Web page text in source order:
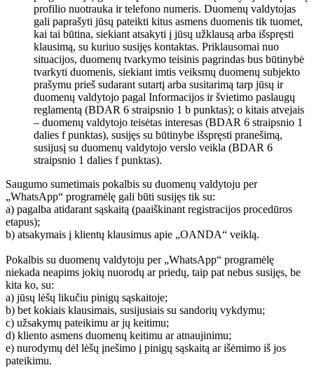
profilio nuotrauka ir telefono numeris. Duomenų valdytojas
gali paprašyti jūsų pateikti kitus asmens duomenis tik tuomet,
kai tai būtina, siekiant atsakyti į jūsų užklausą arba išspręsti
klausimą, su kuriuo susijęs kontaktas. Priklausomai nuo
situacijos, duomenų tvarkymo teisinis pagrindas bus būtinybė
tvarkyti duomenis, siekiant imtis veiksmų duomenų subjekto
prašymu prieš sudarant sutartį arba susitarimą tarp jūsų ir
duomenų valdytojo pagal Informacijos ir švietimo paslaugų
reglamentą (BDAR 6 straipsnio 1 b punktas); o kitais atvejais
– duomenų valdytojo teisėtas interesas (BDAR 6 straipsnio 1
dalies f punktas), susijęs su būtinybe išspręsti pranešimą,
susijusį su duomenų valdytojo verslo veikla (BDAR 6
straipsnio 1 dalies f punktas).
Saugumo sumetimais pokalbis su duomenų valdytoju per
„WhatsApp“ programėlę gali būti susijęs tik su:
a) pagalba atidarant sąskaitą (paaiškinant registracijos procedūros
etapus);
b) atsakymais į klientų klausimus apie „OANDA“ veiklą.
Pokalbis su duomenų valdytoju per „WhatsApp“ programėlę
niekada neapims jokių nuorodų ar priedų, taip pat nebus susijęs, be
kita ko, su:
a) jūsų lėšų likučiu pinigų sąskaitoje;
b) bet kokiais klausimais, susijusiais su sandorių vykdymu;
c) užsakymų pateikimu ar jų keitimu;
d) kliento asmens duomenų keitimu ar atnaujinimu;
e) nurodymų dėl lėšų įnešimo į pinigų sąskaitą ar išėmimo iš jos
pateikimu.